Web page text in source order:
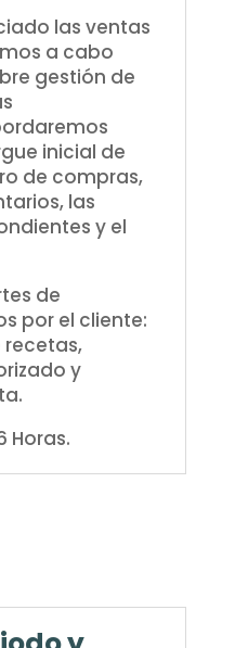
las ventas
a cabo
gestión de
inicial de
de compras,
las
y el
de
por el cliente:
recetas,
y
Horas.